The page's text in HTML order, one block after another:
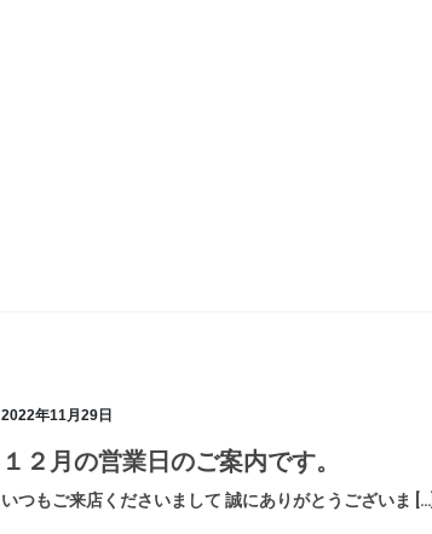
2022年11月29日
１２月の営業日のご案内です。
いつもご来店くださいまして 誠にありがとうございま […]